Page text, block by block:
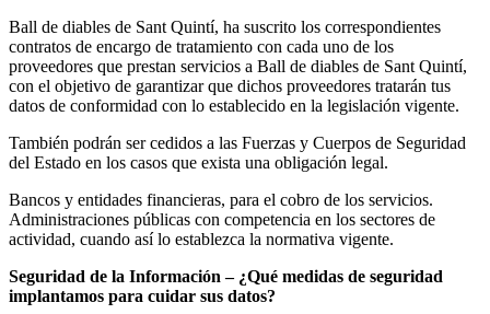
Ball de diables de Sant Quintí, ha suscrito los correspondientes
contratos de encargo de tratamiento con cada uno de los
proveedores que prestan servicios a Ball de diables de Sant Quintí,
con el objetivo de garantizar que dichos proveedores tratarán tus
datos de conformidad con lo establecido en la legislación vigente.
También podrán ser cedidos a las Fuerzas y Cuerpos de Seguridad
del Estado en los casos que exista una obligación legal.
Bancos y entidades financieras, para el cobro de los servicios.
Administraciones públicas con competencia en los sectores de
actividad, cuando así lo establezca la normativa vigente.
Seguridad de la Información – ¿Qué medidas de seguridad
implantamos para cuidar sus datos?